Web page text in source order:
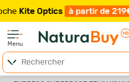
Optics à partir de 219€ /
Menu